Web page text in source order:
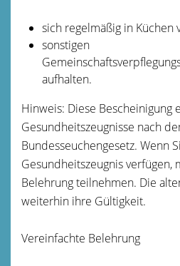
sich regelmäßig in Küchen
sonstigen
aufhalten.
Hinweis: Diese Bescheinigung
Gesundheitszeugnisse nach
Bundesseuchengesetz. Wenn
Gesundheitszeugnis verfügen,
Belehrung teilnehmen. Die
weiterhin ihre Gültigkeit.
Vereinfachte Belehrung